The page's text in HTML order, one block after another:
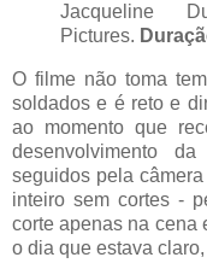
Jacqueline
Pictures.
O filme não toma
soldados e é reto e
ao momento que
desenvolvimento
seguidos pela
inteiro sem cortes -
corte apenas na cena
o dia que estava